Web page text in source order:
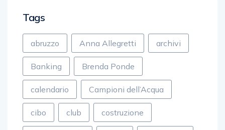
Tags
abruzzo Anna Allegretti archivi
Banking Brenda Ponde
calendario Campioni dell’Acqua
cibo club costruzione